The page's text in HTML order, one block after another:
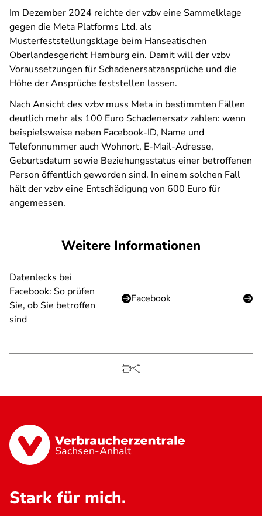
Im Dezember 2024 reichte der vzbv eine Sammelklage
gegen die Meta Platforms Ltd. als
Musterfeststellungsklage beim Hanseatischen
Oberlandesgericht Hamburg ein. Damit will der vzbv
Voraussetzungen für Schadenersatzansprüche und die
Höhe der Ansprüche feststellen lassen.
Nach Ansicht des vzbv muss Meta in bestimmten Fällen
deutlich mehr als 100 Euro Schadenersatz zahlen: wenn
beispielsweise neben Facebook-ID, Name und
Telefonnummer auch Wohnort, E-Mail-Adresse,
Geburtsdatum sowie Beziehungsstatus einer betroffenen
Person öffentlich geworden sind. In einem solchen Fall
hält der vzbv eine Entschädigung von 600 Euro für
angemessen.
Weitere Informationen
Datenlecks bei
Facebook: So prüfen
Sie, ob Sie betroffen
sind
Facebook
Sachsen-Anhalt
Stark für mich.